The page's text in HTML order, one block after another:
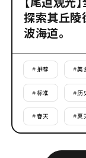
探索其丘陵
波海道。
#推荐 #美
#标准 #历
#春天 #夏